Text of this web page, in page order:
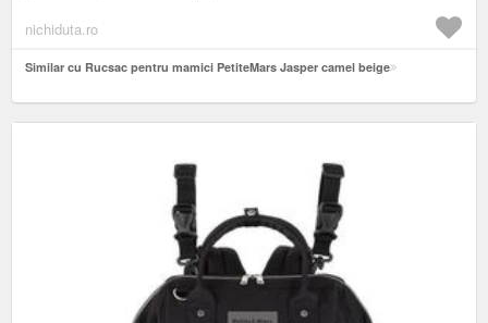
nichiduta.ro
Similar cu Rucsac pentru mamici PetiteMars Jasper camel beige